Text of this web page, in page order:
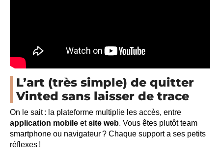
L’art (très simple) de quitter
Vinted sans laisser de trace
On le sait : la plateforme multiplie les accès, entre
application mobile etsite web. Vous êtes plutôt team
smartphone ou navigateur ? Chaque support a ses petits
réflexes !